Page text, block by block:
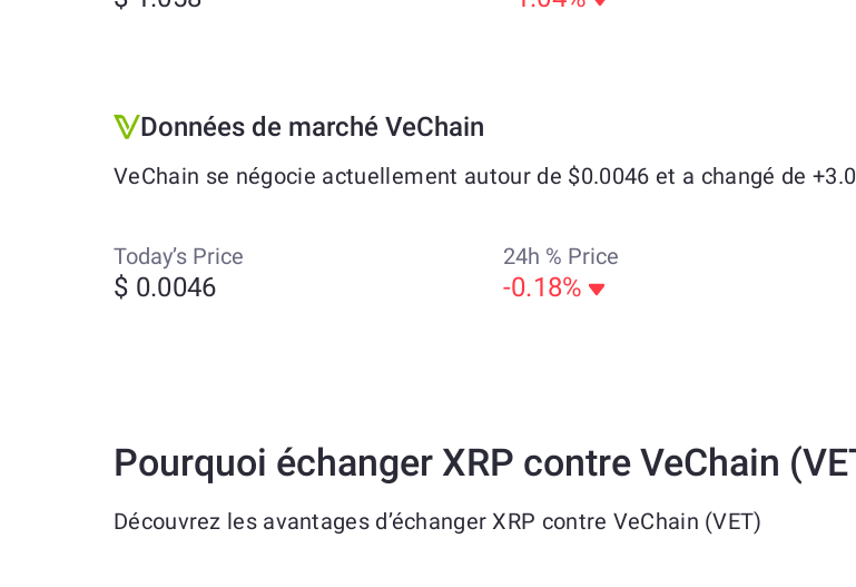
Données de marché VeChain
VeChain se négocie actuellement autour de $0.0046 et a changé de
Today’s Price
$ 0.0046
24h % Price
-0.18%
Pourquoi échanger XRP contre VeChain
Découvrez les avantages d’échanger XRP contre VeChain (VET)